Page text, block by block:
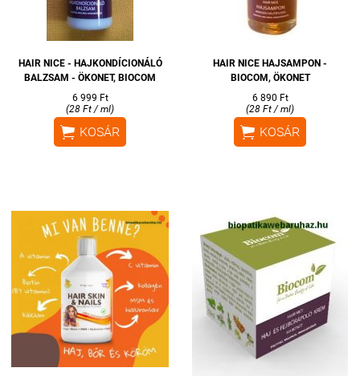
HAIR NICE - HAJKONDÍCIONÁLÓ
BALZSAM - ÖKONET, BIOCOM
6 999 Ft
(28 Ft / ml)
 KOSÁR
HAIR NICE HAJSAMPON -
BIOCOM, ÖKONET
6 890 Ft
(28 Ft / ml)
 KOSÁR